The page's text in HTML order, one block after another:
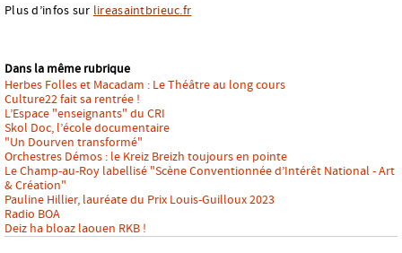
Plus d’infos sur lireasaintbrieuc.fr
Dans la même rubrique
Herbes Folles et Macadam : Le Théâtre au long cours
Culture22 fait sa rentrée !
L’Espace "enseignants" du CRI
Skol Doc, l’école documentaire
"Un Dourven transformé"
Orchestres Démos : le Kreiz Breizh toujours en pointe
Le Champ-au-Roy labellisé "Scène Conventionnée d’Intérêt National - Art
& Création"
Pauline Hillier, lauréate du Prix Louis-Guilloux 2023
Radio BOA
Deiz ha bloaz laouen RKB !